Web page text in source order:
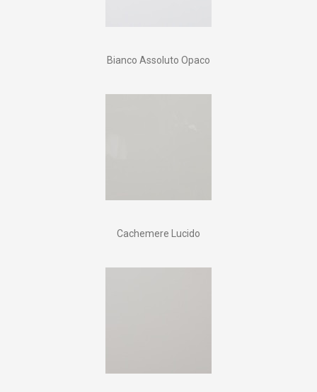
Bianco Assoluto Opaco
Cachemere Lucido